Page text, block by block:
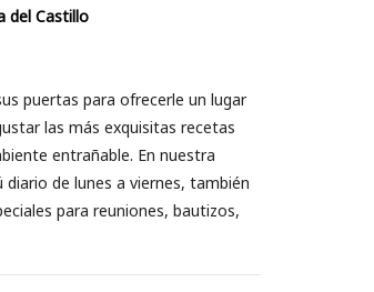
del Castillo
puertas para ofrecerle un lugar
las más exquisitas recetas
entrañable. En nuestra
de lunes a viernes, también
para reuniones, bautizos,